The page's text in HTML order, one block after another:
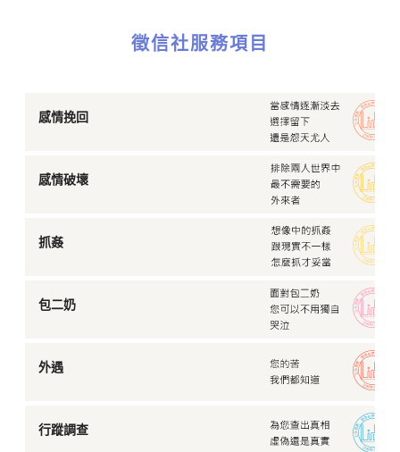
徵信社服務項目
感情挽回
感情破壞
抓姦
包二奶
外遇
行蹤調查